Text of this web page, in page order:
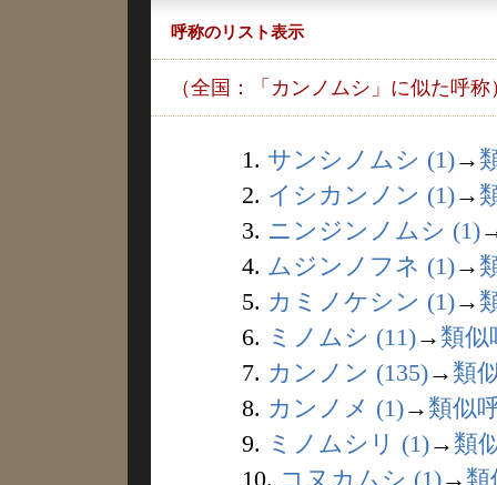
呼称のリスト表示
（全国：「カンノムシ」に似た呼称
1. サンシノムシ (1)→
2. イシカンノン (1)→
3. ニンジンノムシ (1)
4. ムジンノフネ (1)→
5. カミノケシン (1)→
6. ミノムシ (11)→ 類似
7. カンノン (135)→ 類
8. カンノメ (1)→ 類似
9. ミノムシリ (1)→ 類
10. コヌカムシ (1)→ 類